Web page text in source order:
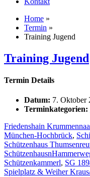
Home »
Termin »
Training Jugend
Training Jugend
Termin Details
Datum: 7. Oktober
Terminkategorien:
Friedenshain
München-Hochbrück,
Schützenhaus
Schützenkammerl, SG
Spielplatz & Weiher